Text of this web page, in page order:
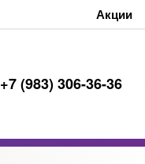
Акции
+7 (983) 306-36-36